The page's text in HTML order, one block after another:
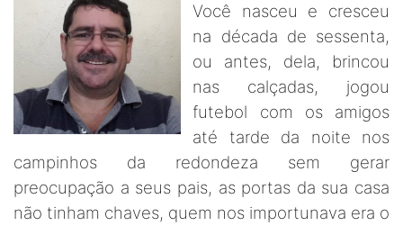
Você nasceu e cresceu
na década de sessenta,
ou antes, dela, brincou
nas calçadas, jogou
futebol com os amigos
até tarde da noite nos
campinhos da redondeza sem gerar
preocupação a seus pais, as portas da sua casa
não tinham chaves, quem nos importunava era o